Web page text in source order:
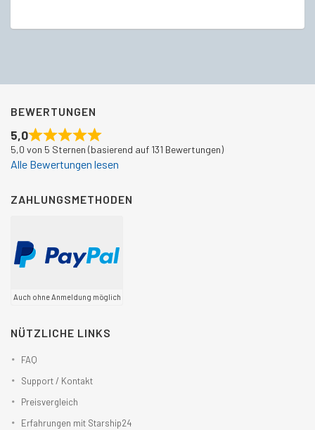
BEWERTUNGEN
5,0
5,0 von 5 Sternen (basierend auf 131 Bewertungen)
Alle Bewertungen lesen
ZAHLUNGSMETHODEN
Auch ohne Anmeldung möglich
NÜTZLICHE LINKS
FAQ
Support / Kontakt
Preisvergleich
Erfahrungen mit Starship24